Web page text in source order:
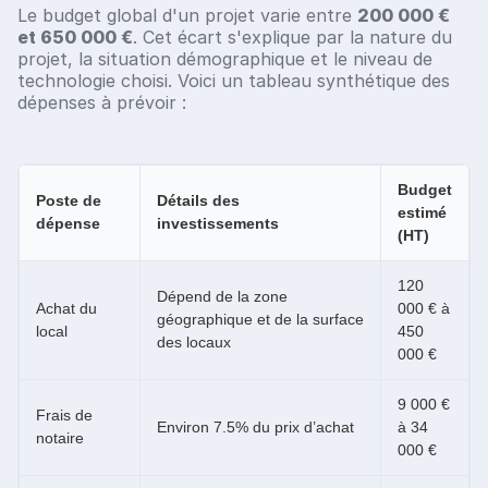
Le budget global d'un projet varie entre 200 000 €
et 650 000 €. Cet écart s'explique par la nature du
projet, la situation démographique et le niveau de
technologie choisi. Voici un tableau synthétique des
dépenses à prévoir :
Poste de
dépense
Détails des
investissements
Budget
estimé
(HT)
Achat du
local
Dépend de la zone
géographique et de la surface
des locaux
120
000 € à
450
000 €
Frais de
notaire
Environ 7.5% du prix d’achat
9 000 €
à 34
000 €